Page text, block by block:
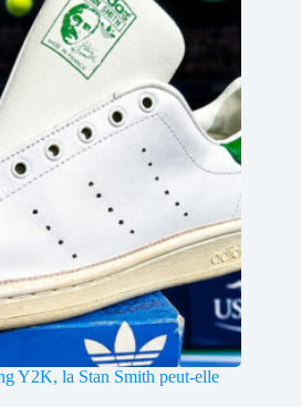
Y2K, la Stan Smith peut-elle